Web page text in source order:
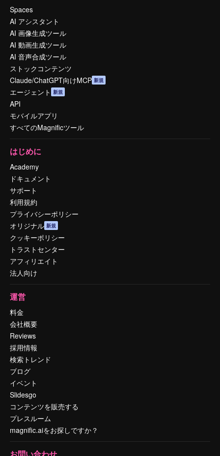
Spaces
AI アシスタント
AI 画像生成ツール
AI 動画生成ツール
AI 音声合成ツール
ストックコンテンツ
Claude/ChatGPT向けMCP 新規
エージェント 新規
API
モバイルアプリ
すべてのMagnificツール
はじめに
Academy
ドキュメント
サポート
利用規約
プライバシーポリシー
オリジナル 新規
クッキーポリシー
トラストセンター
アフィリエイト
法人向け
運営
料金
会社概要
Reviews
採用情報
検索トレンド
ブログ
イベント
Slidesgo
コンテンツを販売する
プレスルーム
magnific.aiをお探しですか？
お問い合わせ